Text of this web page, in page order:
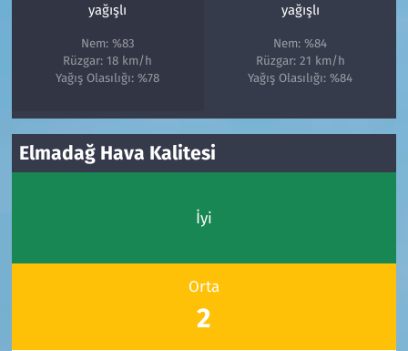
yağışlı
Nem: %83
Rüzgar: 18 km/h
Yağış Olasılığı: %78
yağışlı
Nem: %84
Rüzgar: 21 km/h
Yağış Olasılığı: %84
Elmadağ Hava Kalitesi
İyi
Orta
2